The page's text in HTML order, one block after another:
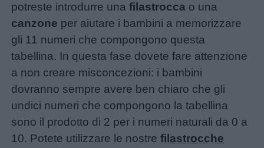
potreste introdurre unafilastrocca o una
canzone per aiutare i bambini a memorizzare
gli 11 numeri che compongono questa
tabellina. In questa fase dovete fare attenzione
a non creare misconcezioni: i bambini
dovranno sempre avere ben chiaro che gli
undici numeri che compongono la tabellina
sono il prodotto di 2 per i numeri naturali da 0 a
10. Potete utilizzare le nostrefilastrocche